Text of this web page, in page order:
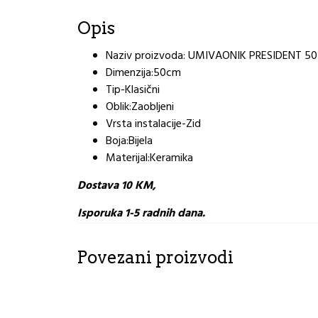
Opis
Naziv proizvoda: UMIVAONIK PRESIDENT
Dimenzija:50cm
Tip-Klasični
Oblik:Zaobljeni
Vrsta instalacije-Zid
Boja:Bijela
Materijal:Keramika
Dostava 10 KM,
Isporuka 1-5 radnih dana.
Povezani proizvodi